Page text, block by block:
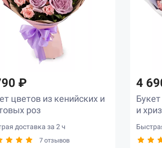
₽
цветов из кенийских и
роз
доставка за 2 ч
7 отзывов
4
и